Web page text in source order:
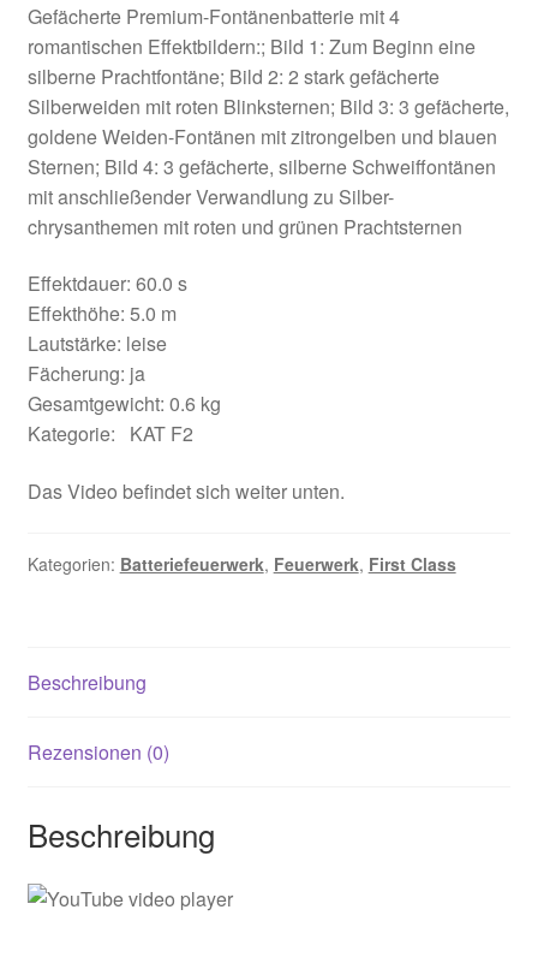
Gefächerte Premium-Fontänenbatterie mit 4
romantischen Effektbildern:; Bild 1: Zum Beginn eine
silberne Prachtfontäne; Bild 2: 2 stark gefächerte
Silberweiden mit roten Blinksternen; Bild 3: 3 gefächerte,
goldene Weiden-Fontänen mit zitrongelben und blauen
Sternen; Bild 4: 3 gefächerte, silberne Schweiffontänen
mit anschließender Verwandlung zu Silber-
chrysanthemen mit roten und grünen Prachtsternen
Effektdauer: 60.0 s
Effekthöhe: 5.0 m
Lautstärke: leise
Fächerung: ja
Gesamtgewicht: 0.6 kg
Kategorie: KAT F2
Das Video befindet sich weiter unten.
Kategorien: Batteriefeuerwerk, Feuerwerk, First Class
Beschreibung
Rezensionen (0)
Beschreibung